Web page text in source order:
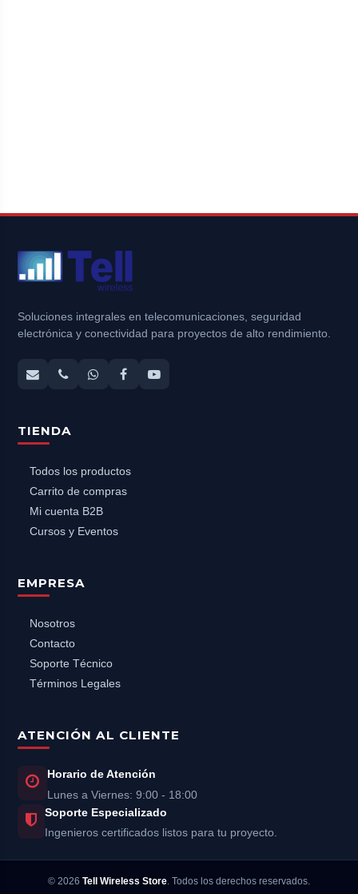
Soluciones integrales en telecomunicaciones, seguridad
electrónica y conectividad para proyectos de alto rendimiento.
TIENDA
Todos los productos
Carrito de compras
Mi cuenta B2B
Cursos y Eventos
EMPRESA
Nosotros
Contacto
Soporte Técnico
Términos Legales
ATENCIÓN AL CLIENTE
Horario de Atención
Lunes a Viernes: 9:00 - 18:00
Soporte Especializado
Ingenieros certificados listos para tu proyecto.
© 2026 Tell Wireless Store. Todos los derechos reservados.